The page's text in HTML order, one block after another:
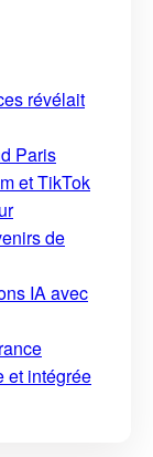
révélait
Paris
et TikTok
de
IA avec
et intégrée